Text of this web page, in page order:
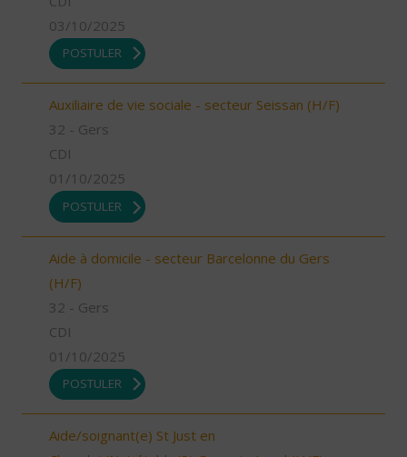
03/10/2025
POSTULER
Auxiliaire de vie sociale - secteur Seissan (H/F)
32 - Gers
CDI
01/10/2025
POSTULER
Aide à domicile - secteur Barcelonne du Gers
(H/F)
32 - Gers
CDI
01/10/2025
POSTULER
Aide/soignant(e) St Just en